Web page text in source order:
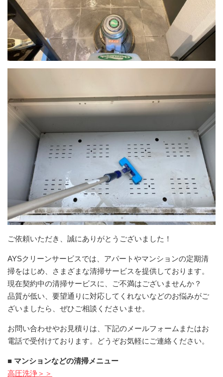
ご依頼いただき、誠にありがとうございました！
AYSクリーンサービスでは、アパートやマンションの定期清
掃をはじめ、さまざまな清掃サービスを提供しております。
現在契約中の清掃サービスに、ご不満はございませんか？
品質が低い、要望通りに対応してくれないなどのお悩みがご
ざいましたら、ぜひご相談くださいませ。
お問い合わせやお見積りは、下記のメールフォームまたはお
電話で受付けております。どうぞお気軽にご連絡ください。
■ マンションなどの清掃メニュー
高圧洗浄＞＞